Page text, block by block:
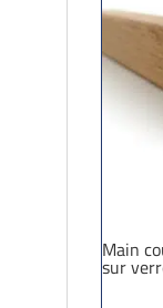
Main
sur